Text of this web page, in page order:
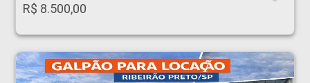
R$ 8.500,00